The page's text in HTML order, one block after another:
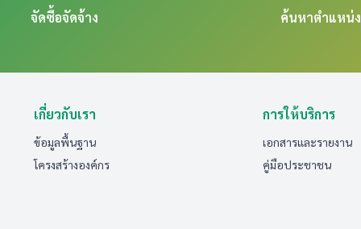
จัดซื้อจัดจ้าง ค้นหาตำแหน่ง
เกี่ยวกับเรา
ข้อมูลพื้นฐาน
โครงสร้างองค์กร
การให้บริการ
เอกสารและรายงาน
คู่มือประชาชน